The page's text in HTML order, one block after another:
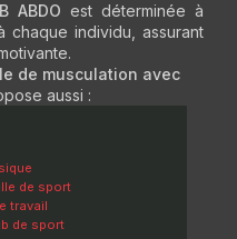
ABDO est déterminée à
individu, assurant
de musculation avec
aussi :
de sport
travail
de sport